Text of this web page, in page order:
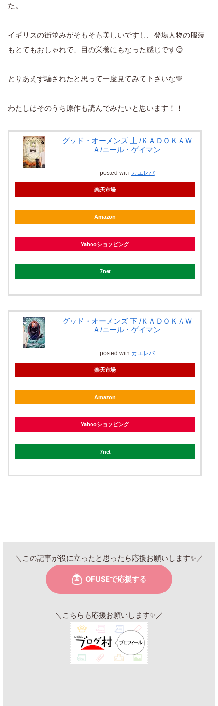
た。
イギリスの街並みがそもそも美しいですし、登場人物の服装
もとてもおしゃれで、目の栄養にもなった感じです😊
とりあえず騙されたと思って一度見てみて下さいな💛
わたしはそのうち原作も読んでみたいと思います！！
グッド・オーメンズ 上 /ＫＡＤＯＫＡＷ
Ａ/ニール・ゲイマン
posted with カエレバ
楽天市場
Amazon
Yahooショッピング
7net
グッド・オーメンズ 下 /ＫＡＤＯＫＡＷ
Ａ/ニール・ゲイマン
posted with カエレバ
楽天市場
Amazon
Yahooショッピング
7net
＼この記事が役に立ったと思ったら応援お願いします✨／
＼こちらも応援お願いします✨／